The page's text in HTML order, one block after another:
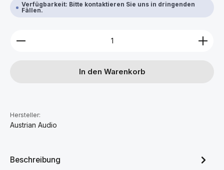
Verfügbarkeit: Bitte kontaktieren Sie uns in dringenden
Fällen.
Produkt Anzahl: Gib den gewünschten Wert ein
In den Warenkorb
Hersteller:
Austrian Audio
Beschreibung